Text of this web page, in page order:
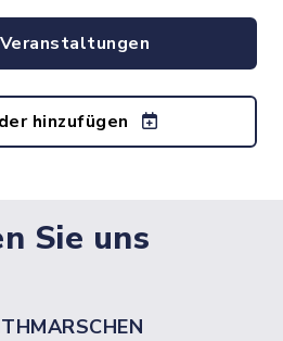
hinzufügen
Sie uns